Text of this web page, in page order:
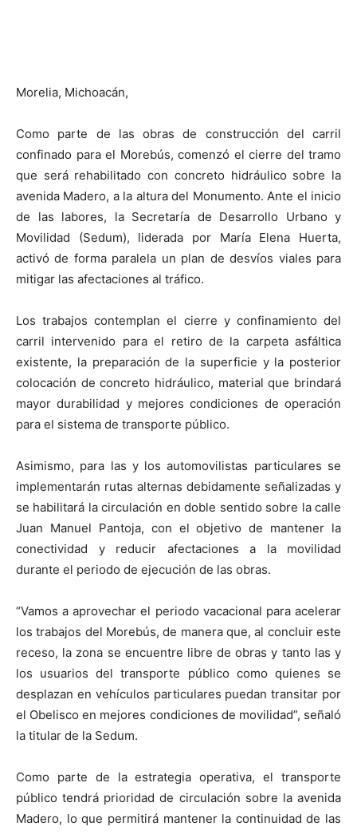
Morelia, Michoacán,
Como parte de las obras de construcción del carril
confinado para el Morebús, comenzó el cierre del tramo
que será rehabilitado con concreto hidráulico sobre la
avenida Madero, a la altura del Monumento. Ante el inicio
de las labores, la Secretaría de Desarrollo Urbano y
Movilidad (Sedum), liderada por María Elena Huerta,
activó de forma paralela un plan de desvíos viales para
mitigar las afectaciones al tráfico.
Los trabajos contemplan el cierre y confinamiento del
carril intervenido para el retiro de la carpeta asfáltica
existente, la preparación de la superficie y la posterior
colocación de concreto hidráulico, material que brindará
mayor durabilidad y mejores condiciones de operación
para el sistema de transporte público.
Asimismo, para las y los automovilistas particulares se
implementarán rutas alternas debidamente señalizadas y
se habilitará la circulación en doble sentido sobre la calle
Juan Manuel Pantoja, con el objetivo de mantener la
conectividad y reducir afectaciones a la movilidad
durante el periodo de ejecución de las obras.
“Vamos a aprovechar el periodo vacacional para acelerar
los trabajos del Morebús, de manera que, al concluir este
receso, la zona se encuentre libre de obras y tanto las y
los usuarios del transporte público como quienes se
desplazan en vehículos particulares puedan transitar por
el Obelisco en mejores condiciones de movilidad”, señaló
la titular de la Sedum.
Como parte de la estrategia operativa, el transporte
público tendrá prioridad de circulación sobre la avenida
Madero, lo que permitirá mantener la continuidad de las